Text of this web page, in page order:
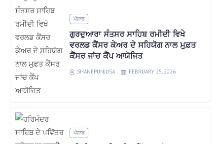
ਪੰਜਾਬ
ਗੁਰਦੁਆਰਾ ਸੰਤਸਰ ਸਾਹਿਬ ਰਮੀਦੀ ਵਿਖੇ
ਵਰਲਡ ਕੈਂਸਰ ਕੇਅਰ ਦੇ ਸਹਿਯੋਗ ਨਾਲ ਮੁਫ਼ਤ
ਕੈਂਸਰ ਜਾਂਚ ਕੈਂਪ ਆਯੋਜਿਤ
SHANEPUNJUSA FEBRUARY 25, 2026
ਪੰਜਾਬ